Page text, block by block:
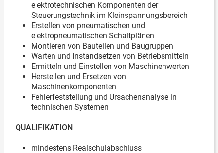
elektrotechnischen Komponenten der
Steuerungstechnik im Kleinspannungsbereich
Erstellen von pneumatischen und
elektropneumatischen Schaltplänen
Montieren von Bauteilen und Baugruppen
Warten und Instandsetzen von Betriebsmitteln
Ermitteln und Einstellen von Maschinenwerten
Herstellen und Ersetzen von
Maschinenkomponenten
Fehlerfeststellung und Ursachenanalyse in
technischen Systemen
QUALIFIKATION
mindestens Realschulabschluss